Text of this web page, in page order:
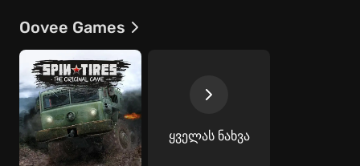
Oovee Games
ყველას ნახვა